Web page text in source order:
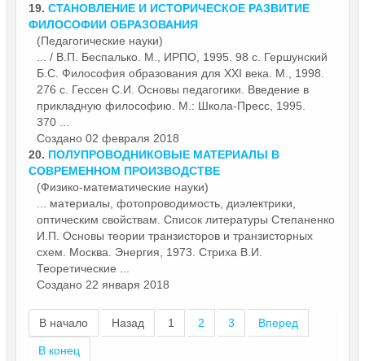
19. СТАНОВЛЕНИЕ И ИСТОРИЧЕСКОЕ РАЗВИТИЕ
ФИЛОСОФИИ ОБРАЗОВАНИЯ
(Педагогические науки)
... / В.П. Беспалько. М., ИРПО, 1995. 98 с. Гершунский
Б.С. Философия образования для XXI века. М., 1998.
276 с. Гессен С.И. Основы педагогики. Введение в
прикладную философию. М.: Школа-Пресс, 1995.
370 ...
Создано 02 февраля 2018
20. ПОЛУПРОВОДНИКОВЫЕ МАТЕРИАЛЫ В
СОВРЕМЕННОМ ПРОИЗВОДСТВЕ
(Физико-математические науки)
... материалы, фотопроводимость, диэлектрики,
оптическим свойствам. Список литературы Степаненко
И.П. Основы теории транзисторов и транзисторных
схем. Москва. Энергия, 1973. Стриха В.И.
Теоретические ...
Создано 22 января 2018
В начало Назад 1 2 3 Вперед
В конец